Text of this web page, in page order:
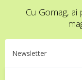
Cu Gomag,